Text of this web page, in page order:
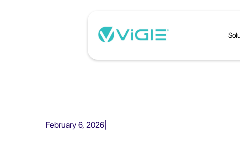
February 6, 2026